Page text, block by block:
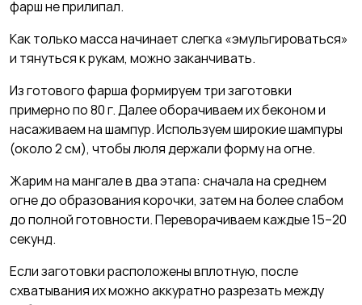
фарш не прилипал.
Как только масса начинает слегка «эмульгироваться»
и тянуться к рукам, можно заканчивать.
Из готового фарша формируем три заготовки
примерно по 80 г. Далее оборачиваем их беконом и
насаживаем на шампур. Используем широкие шампуры
(около 2 см), чтобы люля держали форму на огне.
Жарим на мангале в два этапа: сначала на среднем
огне до образования корочки, затем на более слабом
до полной готовности. Переворачиваем каждые 15–20
секунд.
Если заготовки расположены вплотную, после
схватывания их можно аккуратно разрезать между